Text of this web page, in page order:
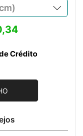
Crédito